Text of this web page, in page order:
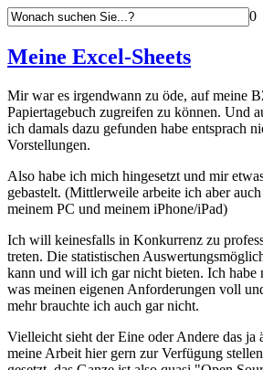
0
Meine Excel-Sheets
Mir war es irgendwann zu öde, auf meine
Papiertagebuch zugreifen zu können. Und
ich damals dazu gefunden habe entsprach
Vorstellungen.
Also habe ich mich hingesetzt und mir
gebastelt. (Mittlerweile arbeite ich aber
meinem PC und meinem iPhone/iPad)
Ich will keinesfalls in Konkurrenz zu
treten. Die statistischen
kann und will ich gar nicht bieten. Ich habe
was meinen eigenen Anforderungen voll
mehr brauchte ich auch gar nicht.
Vielleicht sieht der Eine oder Andere das
meine Arbeit hier gern zur Verfügung